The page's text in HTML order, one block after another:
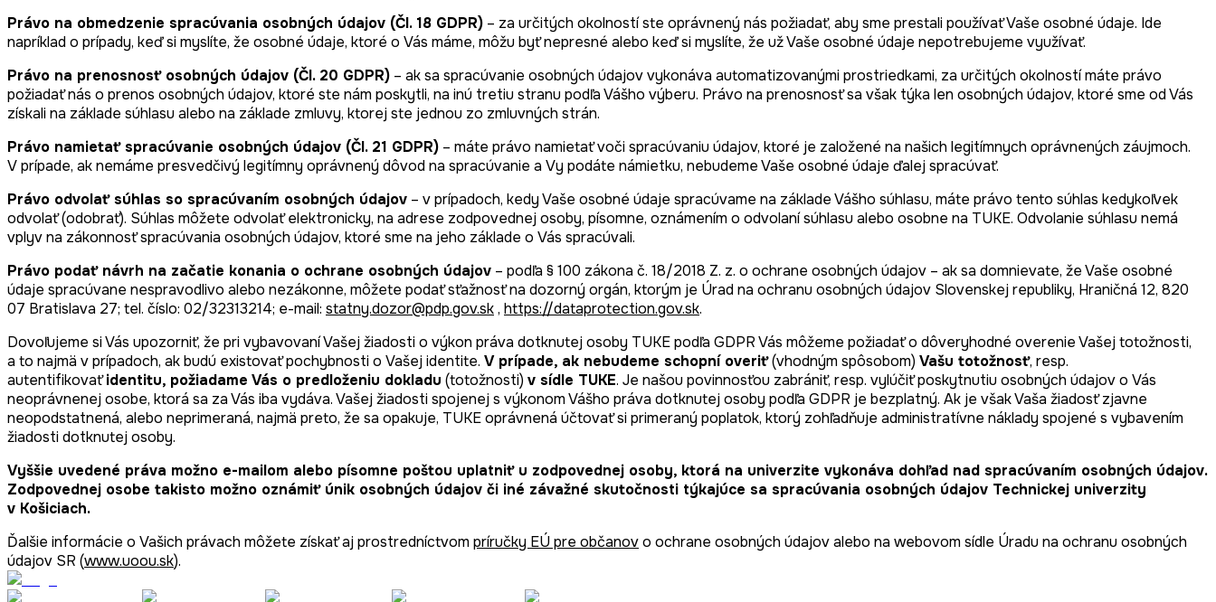
Právo na obmedzenie spracúvania osobných údajov (Čl. 18 GDPR) – za určitých okolností ste oprávnený nás požiadať, aby sme prestali používať Vaše osobné údaje. Ide
napríklad o prípady, keď si myslíte, že osobné údaje, ktoré o Vás máme, môžu byť nepresné alebo keď si myslíte, že už Vaše osobné údaje nepotrebujeme využívať.
Právo na prenosnosť osobných údajov (Čl. 20 GDPR) – ak sa spracúvanie osobných údajov vykonáva automatizovanými prostriedkami, za určitých okolností máte právo
požiadať nás o prenos osobných údajov, ktoré ste nám poskytli, na inú tretiu stranu podľa Vášho výberu. Právo na prenosnosť sa však týka len osobných údajov, ktoré sme od Vás
získali na základe súhlasu alebo na základe zmluvy, ktorej ste jednou zo zmluvných strán.
Právo namietať spracúvanie osobných údajov (Čl. 21 GDPR) – máte právo namietať voči spracúvaniu údajov, ktoré je založené na našich legitímnych oprávnených záujmoch.
V prípade, ak nemáme presvedčivý legitímny oprávnený dôvod na spracúvanie a Vy podáte námietku, nebudeme Vaše osobné údaje ďalej spracúvať.
Právo odvolať súhlas so spracúvaním osobných údajov – v prípadoch, kedy Vaše osobné údaje spracúvame na základe Vášho súhlasu, máte právo tento súhlas kedykoľvek
odvolať (odobrať). Súhlas môžete odvolať elektronicky, na adrese zodpovednej osoby, písomne, oznámením o odvolaní súhlasu alebo osobne na TUKE. Odvolanie súhlasu nemá
vplyv na zákonnosť spracúvania osobných údajov, ktoré sme na jeho základe o Vás spracúvali.
Právo podať návrh na začatie konania o ochrane osobných údajov – podľa § 100 zákona č. 18/2018 Z. z. o ochrane osobných údajov – ak sa domnievate, že Vaše osobné
údaje spracúvane nespravodlivo alebo nezákonne, môžete podať sťažnosť na dozorný orgán, ktorým je Úrad na ochranu osobných údajov Slovenskej republiky, Hraničná 12, 820
07 Bratislava 27; tel. číslo: 02/32313214; e-mail: statny.dozor@pdp.gov.sk, https://dataprotection.gov.sk.
Dovoľujeme si Vás upozorniť, že pri vybavovaní Vašej žiadosti o výkon práva dotknutej osoby TUKE podľa GDPR Vás môžeme požiadať o dôveryhodné overenie Vašej totožnosti,
a to najmä v prípadoch, ak budú existovať pochybnosti o Vašej identite. V prípade, ak nebudeme schopní overiť(vhodným spôsobom) Vašu totožnosť, resp.
autentifikovaťidentitu, požiadame Vás o predloženiu dokladu (totožnosti) v sídle TUKE. Je našou povinnosťou zabrániť, resp. vylúčiť poskytnutiu osobných údajov o Vás
neoprávnenej osobe, ktorá sa za Vás iba vydáva. Vašej žiadosti spojenej s výkonom Vášho práva dotknutej osoby podľa GDPR je bezplatný. Ak je však Vaša žiadosť zjavne
neopodstatnená, alebo neprimeraná, najmä preto, že sa opakuje, TUKE oprávnená účtovať si primeraný poplatok, ktorý zohľadňuje administratívne náklady spojené s vybavením
žiadosti dotknutej osoby.
Vyššie uvedené práva možno e-mailom alebo písomne poštou uplatniť u zodpovednej osoby, ktorá na univerzite vykonáva dohľad nad spracúvaním osobných údajov.
Zodpovednej osobe takisto možno oznámiť únik osobných údajov či iné závažné skutočnosti týkajúce sa spracúvania osobných údajov Technickej univerzity
v Košiciach.
Ďalšie informácie o Vašich právach môžete získať aj prostredníctvom príručky EÚ pre občanovo ochrane osobných údajov alebo na webovom sídle Úradu na ochranu osobných
údajov SR (www.uoou.sk).